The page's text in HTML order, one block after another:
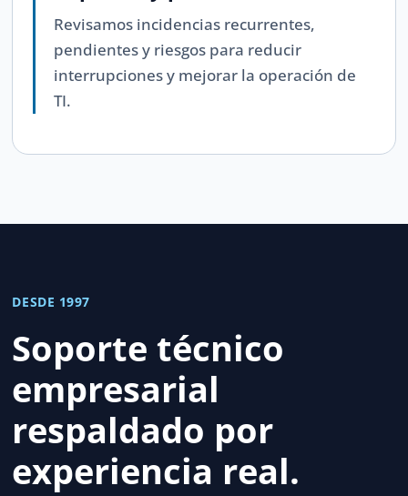
Revisamos incidencias recurrentes,
pendientes y riesgos para reducir
interrupciones y mejorar la operación de
TI.
DESDE 1997
Soporte técnico
empresarial
respaldado por
experiencia real.